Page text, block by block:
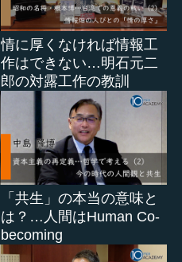
情に厚くなければ情報工
作はできない…明石元二
郎の対露工作の教訓
「共生」の本当の意味と
は？…人間はHuman Co-
becoming